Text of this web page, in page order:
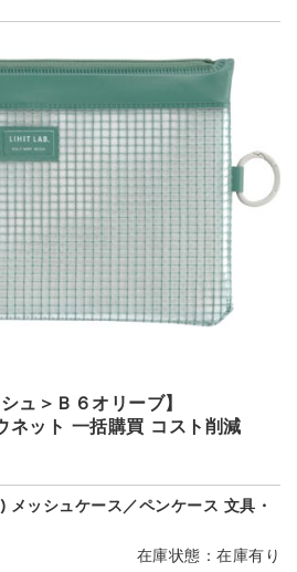
ュ＞Ｂ６オリーブ】
ット 一括購買 コスト削減
メッシュケース／ペンケース 文具・
在庫状態：在庫有り